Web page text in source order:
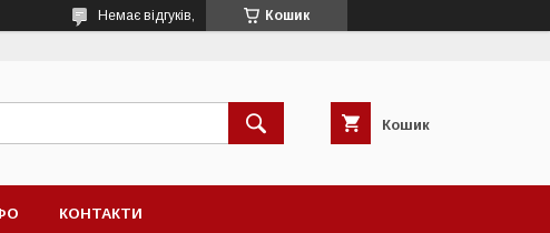
Кошик
Немає відгуків,
Кошик
КОНТАКТИ